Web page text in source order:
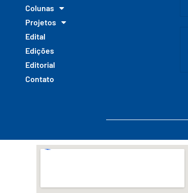
Colunas
Projetos
Edital
Edições
Editorial
Contato